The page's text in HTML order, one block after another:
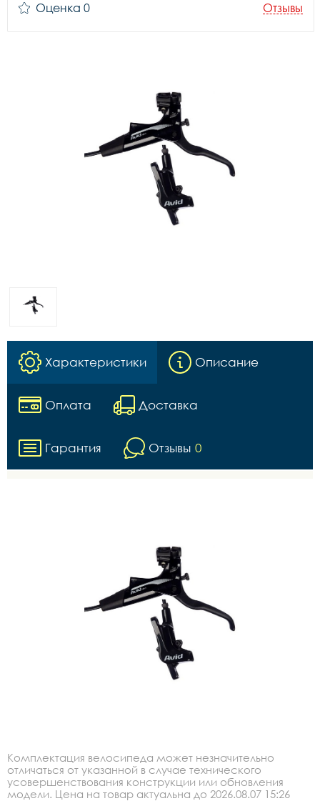
Оценка 0
Отзывы
Характеристики Описание
Оплата Доставка
Гарантия Отзывы 0
Комплектация велосипеда может незначительно
отличаться от указанной в случае технического
усовершенствования конструкции или обновления
модели. Цена на товар актуальна до 2026.08.07 15:26